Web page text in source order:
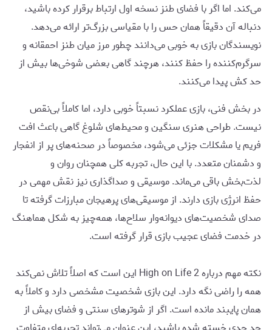
می‌کند. اما اگر با فضای طنز نسخه اول ارتباط برقرار کرده باشید،
دنباله آن دقیقاً همان حس را با مقیاسی بزرگ‌تر ارائه می‌دهد.
نویسندگان بازی به خوبی می‌دانند چطور مرز میان طنز احمقانه و
سرگرم‌کننده را حفظ کنند، هرچند گاهی بعضی شوخی‌ها بیش از
حد کش پیدا می‌کنند.
در بخش فنی، بازی عملکرد نسبتاً خوبی دارد، اما کاملاً بی‌نقص
نیست. طراحی هنری سنگین و محیط‌های شلوغ گاهی باعث افت
فریم یا مشکلات جزئی می‌شود، مخصوصاً در صحنه‌های پر از انفجار
و دشمنان متعدد. با این حال، تجربه کلی همچنان روان و
لذت‌بخش باقی می‌ماند. موسیقی و صداگذاری نیز نقش مهمی در
حفظ انرژی بازی دارند. از موسیقی‌های پرهیجان مبارزات گرفته تا
صدای شخصیت‌های دیوانه‌وار سلاح‌ها، همه‌چیز به شکل هماهنگ
در خدمت فضای عجیب بازی قرار گرفته است.
نکته مهم درباره High on Life 2 این است که اصلاً تلاش نمی‌کند
همه را راضی نگه دارد. این بازی شخصیت مشخصی دارد و کاملاً به
همان پایبند مانده است. اگر از شوترهای سنتی و فضای بیش از